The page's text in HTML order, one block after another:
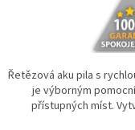
Řetězová aku pila s
je výborným
přístupných míst.